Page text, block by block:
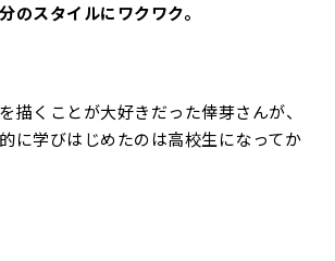
のスタイルにワクワク。
描くことが大好きだった倖芽さんが、
に学びはじめたのは高校生になってか